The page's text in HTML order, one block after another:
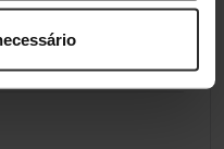
1 A
4,94 W